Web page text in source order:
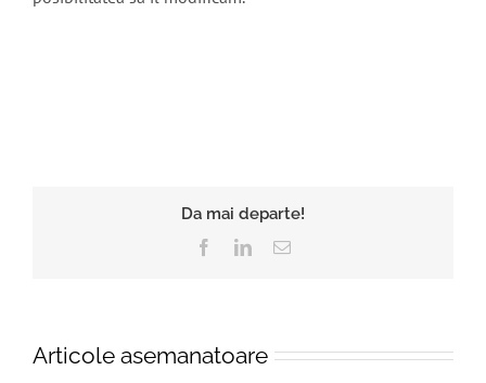
Da mai departe!
FacebookLinkedIn
E-
Articole asemanatoare